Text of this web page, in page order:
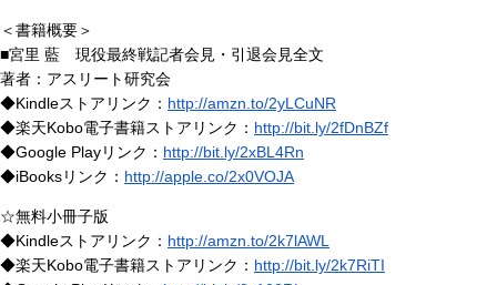
＜書籍概要＞
■宮里 藍 現役最終戦記者会見・引退会見全文
著者：アスリート研究会
◆Kindleストアリンク： http://amzn.to/2yLCuNR
◆楽天Kobo電子書籍ストアリンク： http://bit.ly/2fDnBZf
◆Google Playリンク： http://bit.ly/2xBL4Rn
◆iBooksリンク： http://apple.co/2x0VOJA
☆無料小冊子版
◆Kindleストアリンク： http://amzn.to/2k7lAWL
◆楽天Kobo電子書籍ストアリンク： http://bit.ly/2k7RiTI